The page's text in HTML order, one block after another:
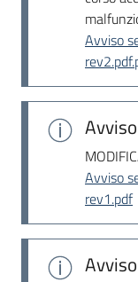
Seguici
Avviso
Avviso
Avviso
rev1.pdf
Avviso